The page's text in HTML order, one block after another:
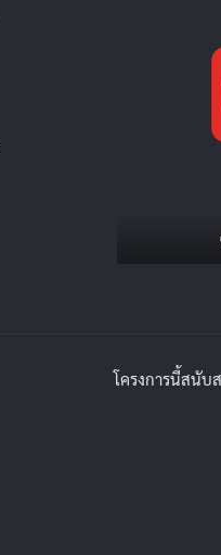
โครงการนี้สนับ